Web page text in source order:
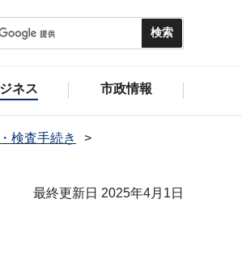
ネス 市政情報
検査手続き
最終更新日 2025年4月1日